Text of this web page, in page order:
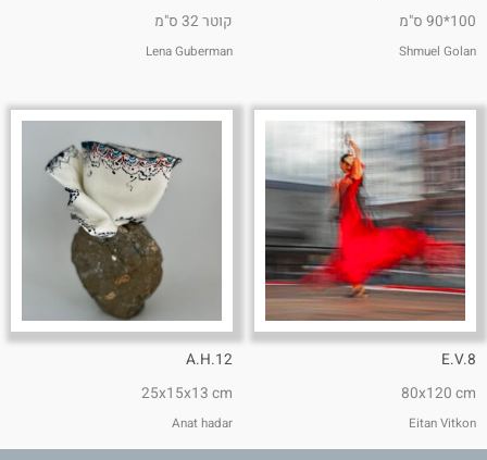
100*90 ס"מ
Shmuel Golan
קוטר 32 ס"מ
Lena Guberman
E.V.8
80x120 cm
Eitan Vitkon
A.H.12
25x15x13 cm
Anat hadar